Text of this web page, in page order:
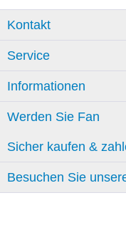
Kontakt
Service
Informationen
Werden Sie Fan
Sicher kaufen &
Besuchen Sie